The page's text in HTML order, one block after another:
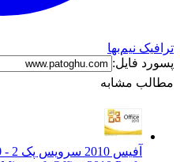
ترافیک نیم‌بها
پسورد فایل:
مطالب مشابه
آفیس 2010 سرویس پک 2 - 2010 SP2 2021